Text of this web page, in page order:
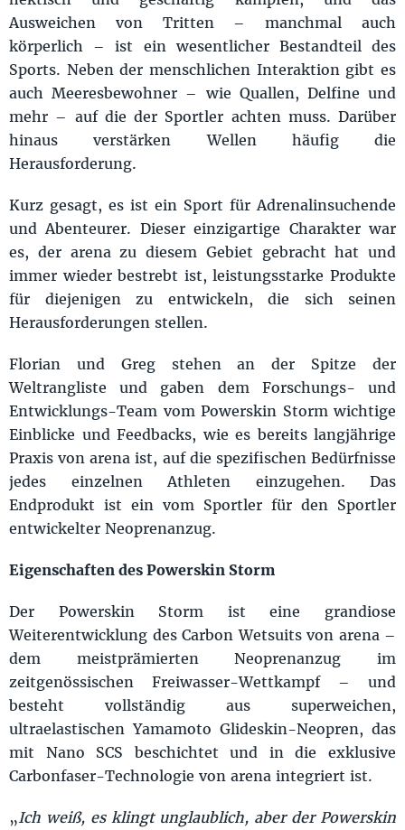
Ausweichen von Tritten – manchmal auch
körperlich – ist ein wesentlicher Bestandteil des
Sports. Neben der menschlichen Interaktion gibt es
auch Meeresbewohner – wie Quallen, Delfine und
mehr – auf die der Sportler achten muss. Darüber
hinaus verstärken Wellen häufig die
Herausforderung.
Kurz gesagt, es ist ein Sport für Adrenalinsuchende
und Abenteurer. Dieser einzigartige Charakter war
es, der arena zu diesem Gebiet gebracht hat und
immer wieder bestrebt ist, leistungsstarke Produkte
für diejenigen zu entwickeln, die sich seinen
Herausforderungen stellen.
Florian und Greg stehen an der Spitze der
Weltrangliste und gaben dem Forschungs- und
Entwicklungs-Team vom Powerskin Storm wichtige
Einblicke und Feedbacks, wie es bereits langjährige
Praxis von arena ist, auf die spezifischen Bedürfnisse
jedes einzelnen Athleten einzugehen. Das
Endprodukt ist ein vom Sportler für den Sportler
entwickelter Neoprenanzug.
Eigenschaften des Powerskin Storm
Der Powerskin Storm ist eine grandiose
Weiterentwicklung des Carbon Wetsuits von arena –
dem meistprämierten Neoprenanzug im
zeitgenössischen Freiwasser-Wettkampf – und
besteht vollständig aus superweichen,
ultraelastischen Yamamoto Glideskin-Neopren, das
mit Nano SCS beschichtet und in die exklusive
Carbonfaser-Technologie von arena integriert ist.
„Ich weiß, es klingt unglaublich, aber der Powerskin